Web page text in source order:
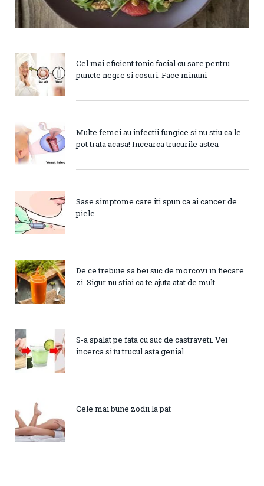
Cel mai eficient tonic facial cu sare pentru
puncte negre si cosuri. Face minuni
Multe femei au infectii fungice si nu stiu ca le
pot trata acasa! Incearca trucurile astea
Sase simptome care iti spun ca ai cancer de
piele
De ce trebuie sa bei suc de morcovi in fiecare
zi. Sigur nu stiai ca te ajuta atat de mult
S-a spalat pe fata cu suc de castraveti. Vei
incerca si tu trucul asta genial
Cele mai bune zodii la pat